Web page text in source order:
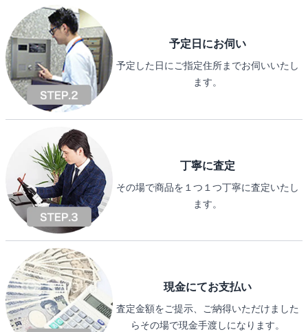
予定日にお伺い
予定した日にご指定住所までお伺いいたし
ます。
丁寧に査定
その場で商品を１つ１つ丁寧に査定いたし
ます。
現金にてお支払い
査定金額をご提示、ご納得いただけました
らその場で現金手渡しになります。